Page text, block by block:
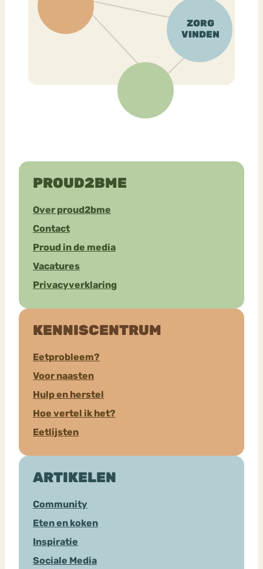
PROUD2BME
Over proud2bme
Contact
Proud in de media
Vacatures
Privacyverklaring
KENNISCENTRUM
Eetprobleem?
Voor naasten
Hulp en herstel
Hoe vertel ik het?
Eetlijsten
ARTIKELEN
Community
Eten en koken
Inspiratie
Sociale Media